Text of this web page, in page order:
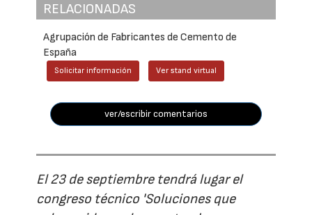
RELACIONADAS
Agrupación de Fabricantes de Cemento de
España
Solicitar información Ver stand virtual
ver/escribir comentarios
El 23 de septiembre tendrá lugar el
congreso técnico 'Soluciones que